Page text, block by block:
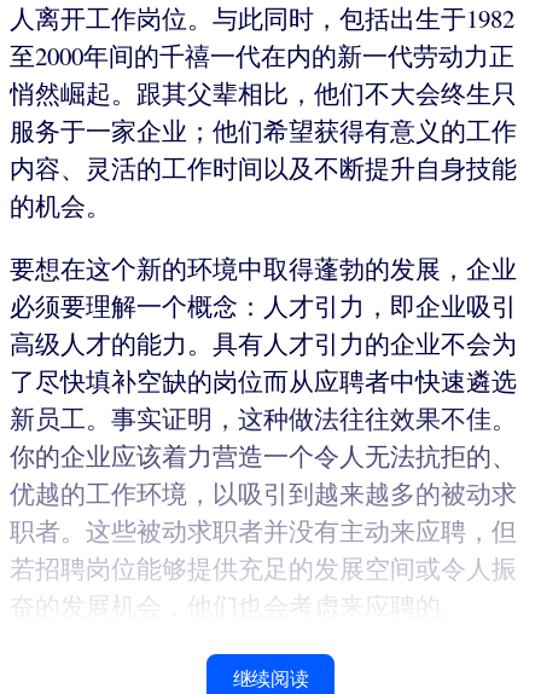
人离开工作岗位。与此同时，包括出生于1982
至2000年间的千禧一代在内的新一代劳动力正
悄然崛起。跟其父辈相比，他们不大会终生只
服务于一家企业；他们希望获得有意义的工作
内容、灵活的工作时间以及不断提升自身技能
的机会。
要想在这个新的环境中取得蓬勃的发展，企业
必须要理解一个概念：人才引力，即企业吸引
高级人才的能力。具有人才引力的企业不会为
了尽快填补空缺的岗位而从应聘者中快速遴选
新员工。事实证明，这种做法往往效果不佳。
你的企业应该着力营造一个令人无法抗拒的、
优越的工作环境，以吸引到越来越多的被动求
职者。这些被动求职者并没有主动来应聘，但
若招聘岗位能够提供充足的发展空间或令人振
奋的发展机会，他们也会考虑来应聘的。
继续阅读